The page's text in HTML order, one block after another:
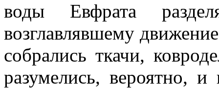
воды Евфрата
возглавлявшему
собрались ткачи,
разумелись, вероятно,